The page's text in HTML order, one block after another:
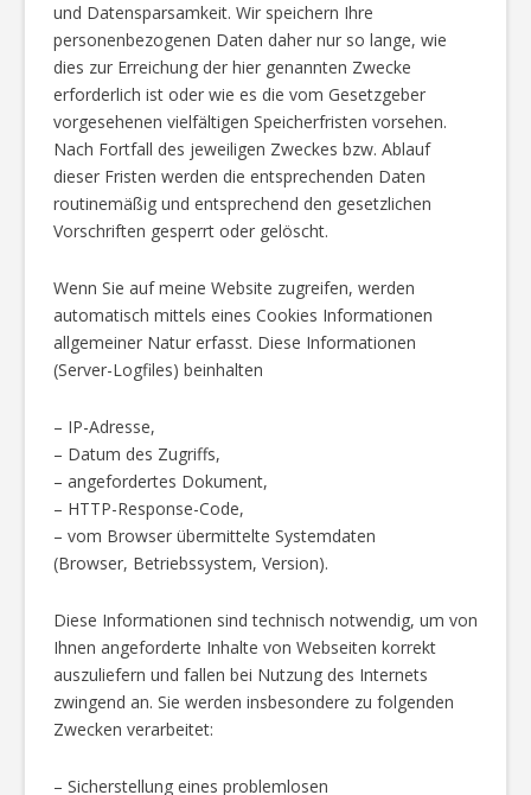
und Datensparsamkeit. Wir speichern Ihre
personenbezogenen Daten daher nur so lange, wie
dies zur Erreichung der hier genannten Zwecke
erforderlich ist oder wie es die vom Gesetzgeber
vorgesehenen vielfältigen Speicherfristen vorsehen.
Nach Fortfall des jeweiligen Zweckes bzw. Ablauf
dieser Fristen werden die entsprechenden Daten
routinemäßig und entsprechend den gesetzlichen
Vorschriften gesperrt oder gelöscht.
Wenn Sie auf meine Website zugreifen, werden
automatisch mittels eines Cookies Informationen
allgemeiner Natur erfasst. Diese Informationen
(Server-Logfiles) beinhalten
– IP-Adresse,
– Datum des Zugriffs,
– angefordertes Dokument,
– HTTP-Response-Code,
– vom Browser übermittelte Systemdaten
(Browser, Betriebssystem, Version).
Diese Informationen sind technisch notwendig, um von
Ihnen angeforderte Inhalte von Webseiten korrekt
auszuliefern und fallen bei Nutzung des Internets
zwingend an. Sie werden insbesondere zu folgenden
Zwecken verarbeitet:
– Sicherstellung eines problemlosen